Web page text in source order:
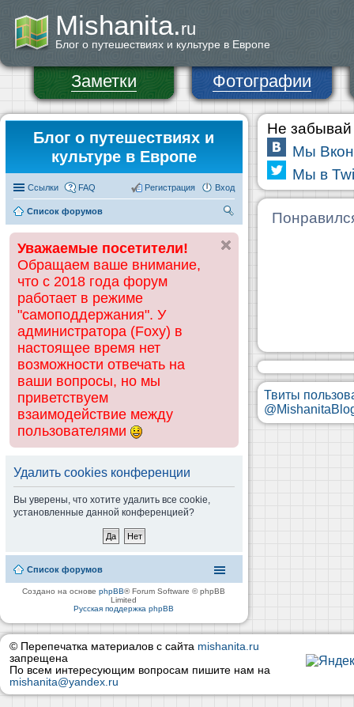
Mishanita.ru
Блог о путешествиях и культуре в Европе
Заметки Фотографии
Блог о путешествиях и
культуре в Европе
Ссылки FAQ Вход
Регистрация
Список форумов
ск
Уважаемые посетители!
Обращаем ваше внимание,
что с 2018 года форум
работает в режиме
"самоподдержания". У
администратора (Foxy) в
настоящее время нет
возможности отвечать на
ваши вопросы, но мы
приветствуем
взаимодействие между
пользователями
Удалить cookies конференции
Вы уверены, что хотите удалить все cookie,
установленные данной конференцией?
Список форумов
Создано на основеphpBB® Forum Software © phpBB
Limited
Русская поддержка phpBB
Не забывай
Мы
Мы в
Твиты
© Перепечатка материалов с сайта mishanita.ru
запрещена
По всем интересующим вопросам пишите нам на
mishanita@yandex.ru